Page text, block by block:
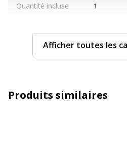
Quantité incluse 1
Sous-catégorie Stylos et
Type de produit Stylo
Afficher toutes les
Produits similaires